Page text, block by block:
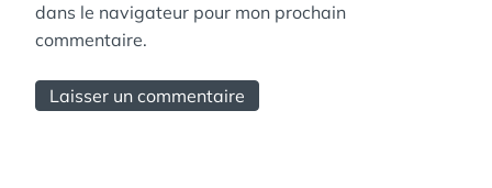
dans le navigateur pour mon prochain
commentaire.